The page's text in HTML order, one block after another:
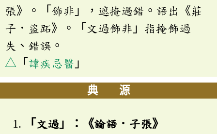
張》。「飾非」，遮掩過錯。語出《莊
子．盜跖》。「文過飾非」指掩飾過
失、錯誤。
△ 「 諱疾忌醫 」
典 源
「文過」：《論語．子張》